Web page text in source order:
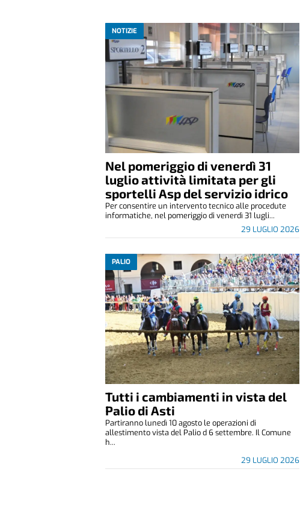
NOTIZIE
Nel pomeriggio di venerdì 31
luglio attività limitata per gli
sportelli Asp del servizio idrico
29 LUGLIO 2026
Per consentire un intervento tecnico alle procedute
informatiche, nel pomeriggio di venerdì 31 lugli...
PALIO
Tutti i cambiamenti in vista del
Palio di Asti
29 LUGLIO 2026
Partiranno lunedì 10 agosto le operazioni di
allestimento vista del Palio d 6 settembre. Il Comune
h...